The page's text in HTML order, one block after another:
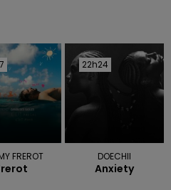
FREROT
22h24
22h24
DOECHII
Anxiety